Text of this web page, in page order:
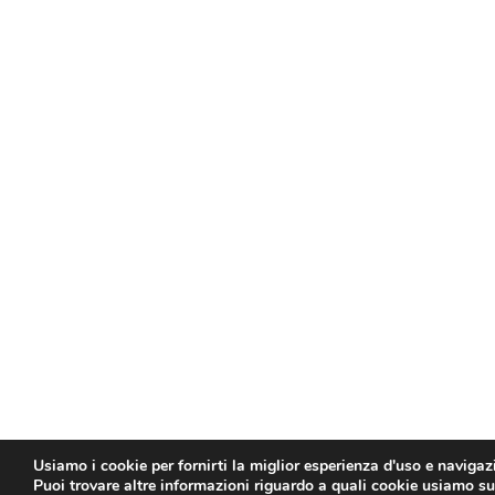
Usiamo i cookie per fornirti la miglior esperienza d'uso e
Puoi trovare altre informazioni riguardo a quali cookie usiamo